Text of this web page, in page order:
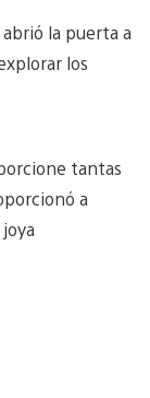
la puerta a
los
tantas
a